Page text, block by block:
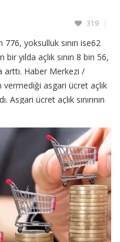
319
776, yoksulluk sınırı ise62
yılda açlık sınırı 8 bin 56,
arttı. Haber Merkezi /
vermediği asgari ücret açlık
Asgari ücret açlık sınırının